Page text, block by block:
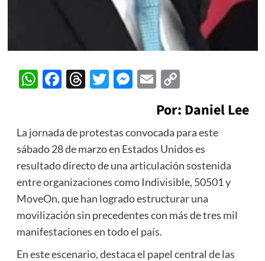
WhatsApp
Facebook
Threads
Twitter
Messenger
EmailCopy
Link
Por: Daniel Lee
La jornada de protestas convocada para este
sábado 28 de marzo en Estados Unidos es
resultado directo de una articulación sostenida
entre organizaciones como Indivisible, 50501 y
MoveOn, que han logrado estructurar una
movilización sin precedentes con más de tres mil
manifestaciones en todo el país.
En este escenario, destaca el papel central de las